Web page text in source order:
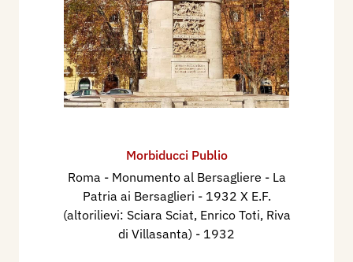
Morbiducci Publio
Roma - Monumento al Bersagliere - La
Patria ai Bersaglieri - 1932 X E.F.
(altorilievi: Sciara Sciat, Enrico Toti, Riva
di Villasanta) - 1932